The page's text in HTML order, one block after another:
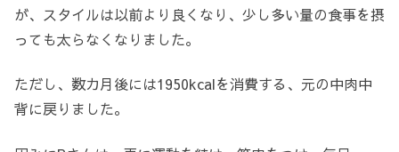
が、スタイルは以前より良くなり、少し多い量の食事を摂
っても太らなくなりました。
ただし、数カ月後には1950kcalを消費する、元の中肉中
背に戻りました。